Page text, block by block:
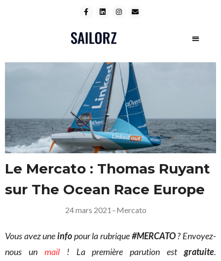
Le Mercato : Thomas Ruyant
sur The Ocean Race Europe
24 mars 2021 –Mercato
Vous avez uneinfopour la rubrique#MERCATO? Envoyez-
nous un mail! La première parution est gratuite.